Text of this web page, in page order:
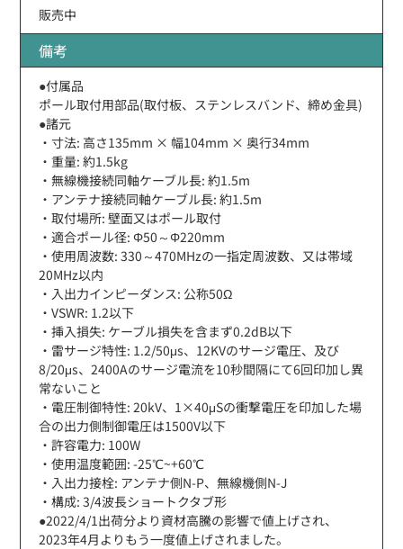
販売中
備考
●付属品
ポール取付用部品(取付板、ステンレスバンド、締め金具)
●諸元
・寸法: 高さ135mm × 幅104mm × 奥行34mm
・重量: 約1.5kg
・無線機接続同軸ケーブル長: 約1.5m
・アンテナ接続同軸ケーブル長: 約1.5m
・取付場所: 壁面又はポール取付
・適合ポール径: Φ50～Φ220mm
・使用周波数: 330～470MHzの一指定周波数、又は帯域
20MHz以内
・入出力インピーダンス: 公称50Ω
・VSWR: 1.2以下
・挿入損失: ケーブル損失を含まず0.2dB以下
・雷サージ特性: 1.2/50μs、12KVのサージ電圧、及び
8/20μs、2400Aのサージ電流を10秒間隔にて6回印加し異
常ないこと
・電圧制御特性: 20kV、1×40μSの衝撃電圧を印加した場
合の出力側制御電圧は1500V以下
・許容電力: 100W
・使用温度範囲: -25℃~+60℃
・入出力接栓: アンテナ側N-P、無線機側N-J
・構成: 3/4波長ショートクタブ形
●2022/4/1出荷分より資材高騰の影響で値上げされ、
2023年4月よりもう一度値上げされました。